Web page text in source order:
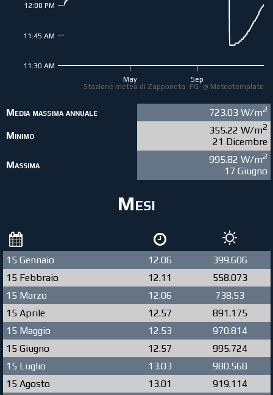
May Sep
11:30 AM
11:45 AM
12:00 PM
Stazione meteo di Zapponeta -FG- @ Meteotemplate
Media massima annuale 723.03 W/m2
Minimo 355.22 W/m2
21 Dicembre
Massima
995.82 W/m2
17 Giugno
Mesi
15 Gennaio 12.06
399.606
15 Febbraio
12.11
558.073
15 Marzo
12.06
738.53
15 Aprile
12.57
891.175
15 Maggio
12.53
970.814
15 Giugno
12.57
995.724
15 Luglio
13.03
980.568
15 Agosto
13.01
919.114